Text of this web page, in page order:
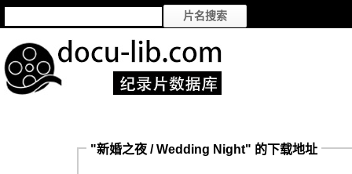
"新婚之夜 / Wedding Night" 的下载地址